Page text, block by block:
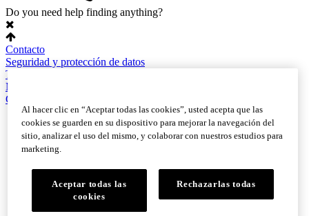
Do you need help finding anything?
Contacto
Seguridad y protección de datos
Términos de uso
Mapa del sitio
Configuración de cookies
Al hacer clic en “Aceptar todas las cookies”, usted acepta que las
cookies se guarden en su dispositivo para mejorar la navegación del
sitio, analizar el uso del mismo, y colaborar con nuestros estudios para
marketing.
Aceptar todas las
cookies
Rechazarlas todas